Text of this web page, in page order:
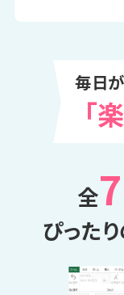
毎日
「
全
ぴった